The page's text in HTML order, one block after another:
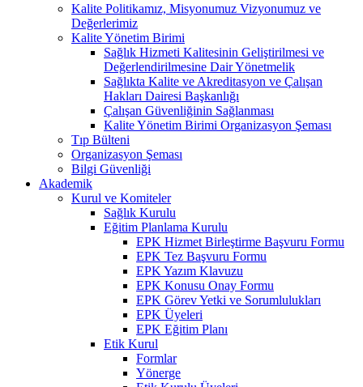
Kalite Politikamız, Misyonumuz Vizyonumuz ve
Değerlerimiz
Kalite Yönetim Birimi
Sağlık Hizmeti Kalitesinin Geliştirilmesi ve
Değerlendirilmesine Dair Yönetmelik
Sağlıkta Kalite ve Akreditasyon ve Çalışan
Hakları Dairesi Başkanlığı
Çalışan Güvenliğinin Sağlanması
Kalite Yönetim Birimi Organizasyon Şeması
Tıp Bülteni
Organizasyon Şeması
Bilgi Güvenliği
Akademik
Kurul ve Komiteler
Sağlık Kurulu
Eğitim Planlama Kurulu
EPK Hizmet Birleştirme Başvuru Formu
EPK Tez Başvuru Formu
EPK Yazım Klavuzu
EPK Konusu Onay Formu
EPK Görev Yetki ve Sorumlulukları
EPK Üyeleri
EPK Eğitim Planı
Etik Kurul
Formlar
Yönerge